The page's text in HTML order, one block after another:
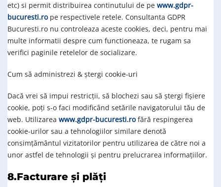
etc) si permit distribuirea continutului de pe www.gdpr-
bucuresti.rope respectivele retele. Consultanta GDPR
Bucuresti.ro nu controleaza aceste cookies, deci, pentru mai
multe informatii despre cum functioneaza, te rugam sa
verifici paginile retelelor de socializare.
Cum să administrezi & ştergi cookie-uri
Dacă vrei să impui restricţii, să blochezi sau să ştergi fişiere
cookie, poţi s-o faci modificând setările navigatorului tău de
web. Utilizarea www.gdpr-bucuresti.rofără respingerea
cookie-urilor sau a tehnologiilor similare denotă
consimţământul vizitatorilor pentru utilizarea de către noi a
unor astfel de tehnologii şi pentru prelucrarea informaţiilor.
8.Facturare și plăți